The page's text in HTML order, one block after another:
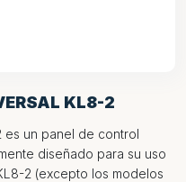
KL8-2
es un panel de control
diseñado para su uso
2 (excepto los modelos